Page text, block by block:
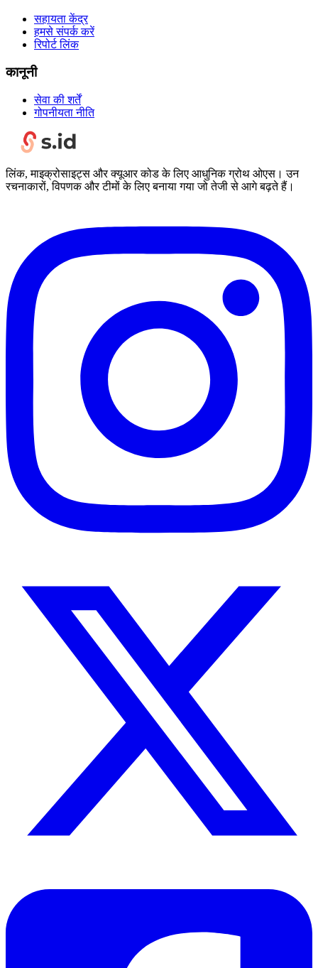
सहायता केंद्र
हमसे संपर्क करें
रिपोर्ट लिंक
कानूनी
सेवा की शर्तें
गोपनीयता नीति
लिंक, माइक्रोसाइट्स और क्यूआर कोड के लिए आधुनिक ग्रोथ ओएस। उन
रचनाकारों, विपणक और टीमों के लिए बनाया गया जो तेजी से आगे बढ़ते हैं।